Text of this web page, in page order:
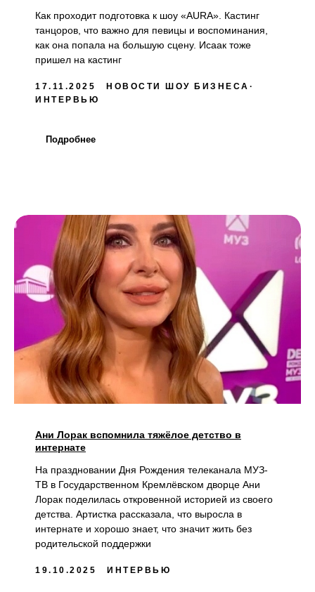
Как проходит подготовка к шоу «AURA». Кастинг
танцоров, что важно для певицы и воспоминания,
как она попала на большую сцену. Исаак тоже
пришел на кастинг
17.11.2025
НОВОСТИ ШОУ БИЗНЕСА
ИНТЕРВЬЮ
Подробнее
Ани Лорак вспомнила тяжёлое детство в
интернате
На праздновании Дня Рождения телеканала МУЗ-
ТВ в Государственном Кремлёвском дворце Ани
Лорак поделилась откровенной историей из своего
детства. Артистка рассказала, что выросла в
интернате и хорошо знает, что значит жить без
родительской поддержки
19.10.2025 ИНТЕРВЬЮ